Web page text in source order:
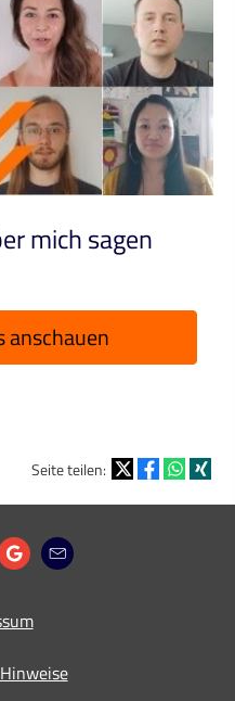
mich sagen
anschauen
Seite teilen: